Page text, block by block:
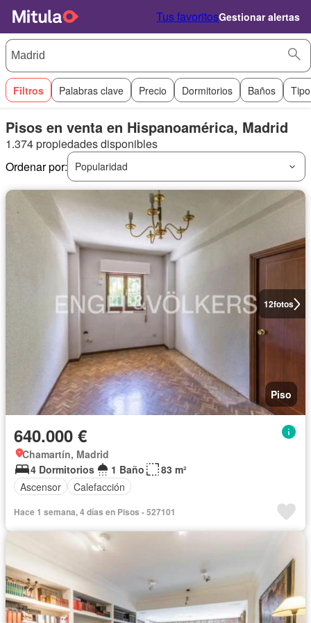
Tus favoritosGestionar alertas
Filtros Palabras clave Precio Dormitorios Baños
Pisos en venta en Hispanoamérica, Madrid
1.374 propiedades disponibles
Ordenar por:
Popularidad
12fotos
Piso
640.000 €
Chamartín, Madrid
4 Dormitorios
1 Baño
83 m²
Ascensor
Calefacción
Hace 1 semana, 4 días en Pisos - 527101